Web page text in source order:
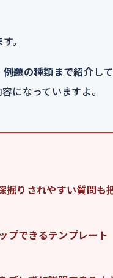
。
例題の種類まで紹介し
になっていますよ。
りされやすい質問も
プできるテンプレート